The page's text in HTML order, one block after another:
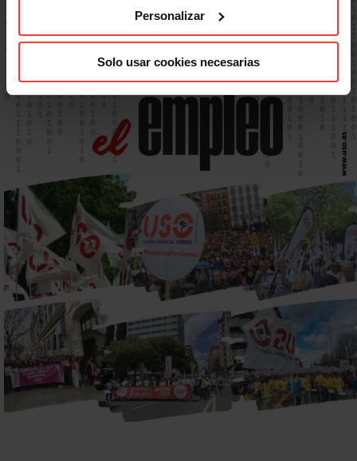
Personalizar
Solo usar cookies necesarias